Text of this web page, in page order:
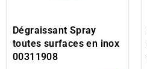
Dégraissant Spray
toutes surfaces en inox
00311908